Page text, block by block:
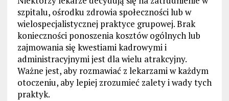
szpitalu, ośrodku zdrowia społeczności lub w
wielospecjalistycznej praktyce grupowej. Brak
konieczności ponoszenia kosztów ogólnych lub
zajmowania się kwestiami kadrowymi i
administracyjnymi jest dla wielu atrakcyjny.
Ważne jest, aby rozmawiać z lekarzami w każdym
otoczeniu, aby lepiej zrozumieć zalety i wady tych
praktyk.